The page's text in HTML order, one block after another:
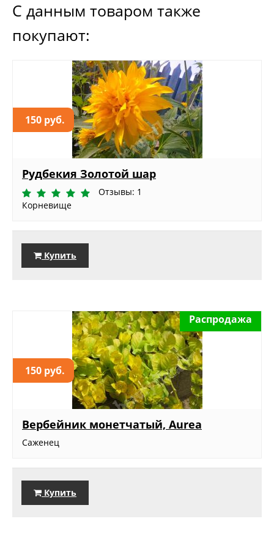
С данным товаром также
покупают:
150 руб.
Рудбекия Золотой шар
Отзывы: 1
Корневище
Купить
150 руб.
Распродажа
Вербейник монетчатый, Aurea
Саженец
Купить